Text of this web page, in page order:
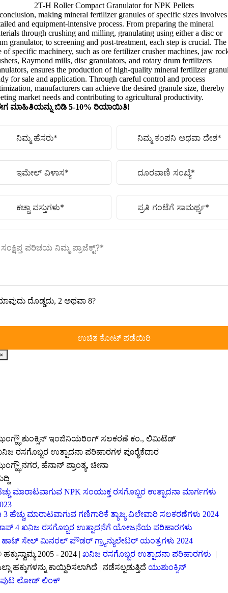
2T-H Roller Compact Granulator for NPK Pellets
, making mineral fertilizer granules of specific sizes involves
and equipment-intensive process. From preparing the mineral
through crushing and milling, granulating using either a disc or
granulator, to screening and post-treatment, each step is crucial. The
of specific machinery, such as ore fertilizer crusher machines, jaw
, Raymond mills, disc granulators, and rotary drum fertilizers
, ensures the production of high-quality mineral fertilizer
for sale and application. Through careful control and process
, manufacturers can achieve the desired granule size, thereby
market needs and contributing to agricultural productivity.
ಮಾಹಿತಿಯನ್ನು ಬಿಡಿ 5-10% ರಿಯಾಯಿತಿ!
ದೊಡ್ಡದು, 2 ಅಥವಾ 8?
×
ಶುಂಕ್ಸಿನ್ ಇಂಜಿನಿಯರಿಂಗ್ ಸಲಕರಣೆ ಕಂ., ಲಿಮಿಟೆಡ್
ರಸಗೊಬ್ಬರ ಉತ್ಪಾದನಾ ಪರಿಹಾರಗಳ ಪೂರೈಕೆದಾರ
ನಗರ, ಹೆನಾನ್ ಪ್ರಾಂತ್ಯ, ಚೀನಾ
ಮಾರಾಟವಾಗುವ NPK ಸಂಯುಕ್ತ ರಸಗೊಬ್ಬರ ಉತ್ಪಾದನಾ ಮಾರ್ಗಗಳು
3 ಹೆಚ್ಚು ಮಾರಾಟವಾಗುವ ಗಣಿಗಾರಿಕೆ ತ್ಯಾಜ್ಯ ವಿಲೇವಾರಿ ಸಲಕರಣೆಗಳು 2024
4 ಖನಿಜ ರಸಗೊಬ್ಬರ ಉತ್ಪಾದನೆಗೆ ಯೋಜನೆಯ ಪರಿಹಾರಗಳು
ಹಾಟ್ ಸೇಲ್ ಮಿನರಲ್ ಪೌಡರ್ ಗ್ರ್ಯಾನ್ಯುಲೇಟರ್ ಯಂತ್ರಗಳು 2024
ಹಕ್ಕುಸ್ವಾಮ್ಯ 2005 - 2024 |ಖನಿಜ ರಸಗೊಬ್ಬರ ಉತ್ಪಾದನಾ ಪರಿಹಾರಗಳು |
ಹಕ್ಕುಗಳನ್ನು ಕಾಯ್ದಿರಿಸಲಾಗಿದೆ | ನಡೆಸಲ್ಪಡುತ್ತಿದೆಯುಶುಂಕ್ಸಿನ್
ಪುಟ ಲೋಡ್ ಲಿಂಕ್